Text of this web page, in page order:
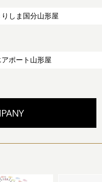
りしま国分山形屋
アポート山形屋